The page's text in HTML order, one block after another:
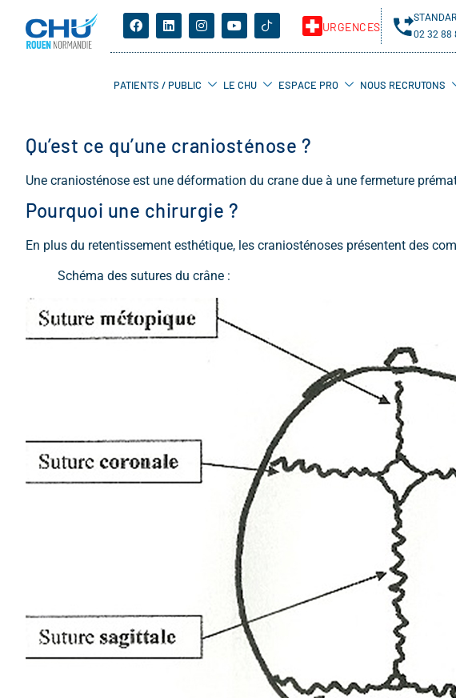
URGENCES
02 32 88
PATIENTS / PUBLIC LE CHU ESPACE PRO NOUS RECRUTONS
Qu’est ce qu’une craniosténose ?
Une craniosténose est une déformation du crane due à une fermeture
Pourquoi une chirurgie ?
En plus du retentissement esthétique, les craniosténoses présentent des
Schéma des sutures du crâne :